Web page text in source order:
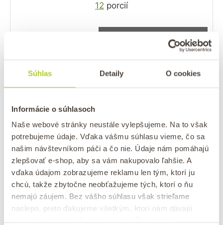
Súhlas Detaily O cookies
Informácie o súhlasoch
Naše webové stránky neustále vylepšujeme. Na to však
potrebujeme údaje. Vďaka vášmu súhlasu vieme, čo sa
našim návštevníkom páči a čo nie. Údaje nám pomáhajú
zlepšovať e-shop, aby sa vám nakupovalo ľahšie. A
vďaka údajom zobrazujeme reklamu len tým, ktorí ju
chcú, takže zbytočne neobťažujeme tých, ktorí o ňu
nemajú záujem. Bez vášho súhlasu však strieľame
naslepo, preto ďakujeme všetkým, ktorí nám dávajú
12 porcií
3x
3 hrnčeky
hladkej špaldovej múky
1 prášok do pečiva
lyžice
vanilkového extraktu
vajce (je možné nahradiť vegánskym
ľanovým vajíčkom)
1 hrnček oleja
2 hrnčeky mlieka (je možné použiť aj
vegánske)
1,5 hrnčeku mletého maku
2
lyžice džemu